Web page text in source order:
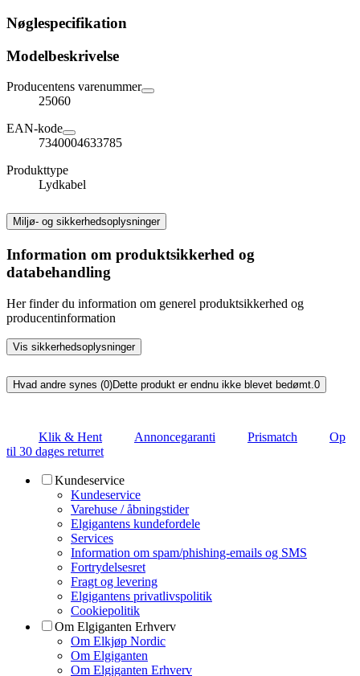
Nøglespecifikation
Modelbeskrivelse
Producentens varenummer
25060
EAN-kode
7340004633785
Produkttype
Lydkabel
Miljø- og sikkerhedsoplysninger
Information om produktsikkerhed og
databehandling
Her finder du information om generel produktsikkerhed og
producentinformation
Vis sikkerhedsoplysninger
Hvad andre synes (0)Dette produkt er endnu ikke blevet bedømt. 0
Klik & Hent Annoncegaranti Prismatch
Op
til 30 dages returret
Kundeservice
Kundeservice
Varehuse / åbningstider
Elgigantens kundefordele
Services
Information om spam/phishing-emails og SMS
Fortrydelsesret
Fragt og levering
Elgigantens privatlivspolitik
Cookiepolitik
Om Elgiganten Erhverv
Om Elkjøp Nordic
Om Elgiganten
Om Elgiganten Erhverv